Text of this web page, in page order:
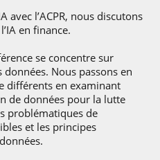
avec l’ACPR, nous discutons
en finance.
se concentre sur
Nous passons en
différents en examinant
de données pour la lutte
problématiques de
et les principes